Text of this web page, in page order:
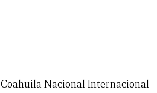
Coahuila NacionalInternacional